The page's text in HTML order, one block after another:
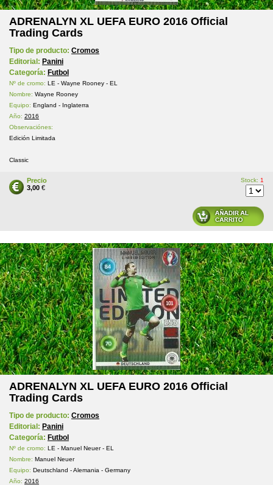
ADRENALYN XL UEFA EURO 2016 Official
Trading Cards
Tipo de producto: Cromos
Editorial: Panini
Categoría: Futbol
Nº de cromo: LE - Wayne Rooney - EL
Nombre: Wayne Rooney
Equipo: England - Inglaterra
Año: 2016
Observaciónes:
Edición Limitada
Classic
Precio
3,00 €
Stock: 1
ADRENALYN XL UEFA EURO 2016 Official
Trading Cards
Tipo de producto: Cromos
Editorial: Panini
Categoría: Futbol
Nº de cromo: LE - Manuel Neuer - EL
Nombre: Manuel Neuer
Equipo: Deutschland - Alemania - Germany
Año: 2016